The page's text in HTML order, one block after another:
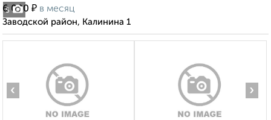
5
6 000 ₽ в месяц
Заводской район, Калинина 1
‹ ›